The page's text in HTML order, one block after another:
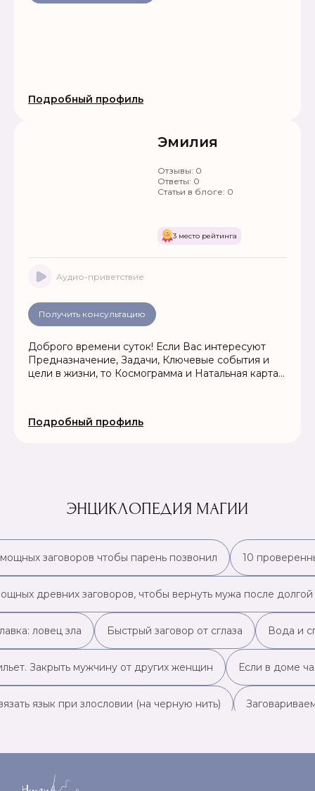
Подробный профиль
Эмилия
Отзывы: 0
Ответы: 0
Статьи в блоге: 0
3 место рейтинга
Аудио-приветствие
Получить консультацию
Доброго времени суток! Если Вас интересуют
Предназначение, Задачи, Ключевые события и
цели в жизни, то Космограмма и Натальная карта
Подробный профиль
ЭНЦИКЛОПЕДИЯ МАГИИ
заговоров чтобы парень позвонил 10
древних заговоров, чтобы вернуть мужа после долгой
ловец зла Быстрый заговор от сглаза Вода и
Закрыть мужчину от других женщин Если в доме
язык при злословии (на черную нить)
на ключ, на удачу